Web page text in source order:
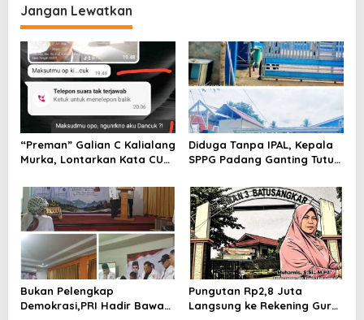
Unkriswina Sumba
Jangan Lewatkan
“Preman” Galian C Kalialang
Murka, Lontarkan Kata CUK
Akui Lontarkan Ancaman
Pada Keluarga Wartawan
Diduga Tanpa IPAL, Kepala
SPPG Padang Ganting Tutup
Media Masuk
Bukan Pelengkap
Demokrasi,PRI Hadir Bawa
Pungutan Rp2,8 Juta
Langsung ke Rekening Guru,